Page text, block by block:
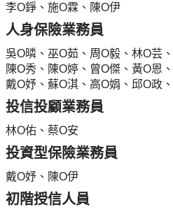
李O錚、施O霖、陳O伊
人身保險業務員
吳O暽、巫O茹、周O毅、林O芸
陳O秀、陳O婷、曾O傑、黃O恩
戴O妤、蘇O淇、高O娟、邱O政
投信投顧業務員
林O佑、蔡O安
投資型保險業務員
戴O妤、陳O伊
初階授信人員